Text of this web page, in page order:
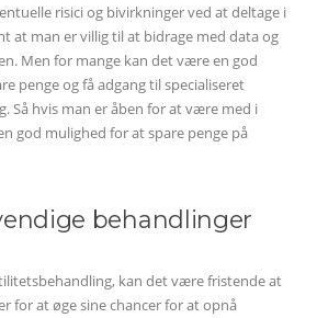
risici og bivirkninger ved at deltage i
at man er villig til at bidrage med data og
Men for mange kan det være en god
penge og få adgang til specialiseret
Så hvis man er åben for at være med i
god mulighed for at spare penge på
behandlinger
kan det være fristende at
for at øge sine chancer for at opnå